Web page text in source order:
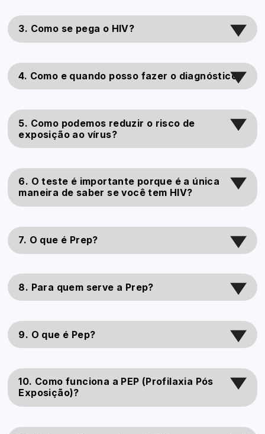
3. Como se pega o HIV?
4. Como e quando posso fazer o diagnóstico?
5. Como podemos reduzir o risco de
exposição ao vírus?
6. O teste é importante porque é a única
maneira de saber se você tem HIV?
7. O que é Prep?
8. Para quem serve a Prep?
9. O que é Pep?
10. Como funciona a PEP (Profilaxia Pós
Exposição)?